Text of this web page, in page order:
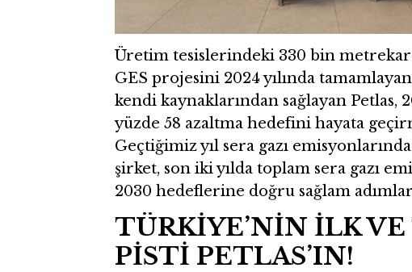
Üretim tesislerindeki 330 bin
GES projesini 2024 yılında
kendi kaynaklarından sağlayan Petlas,
yüzde 58 azaltma hedefini hayata
Geçtiğimiz yıl sera gazı
şirket, son iki yılda toplam sera gazı
2030 hedeflerine doğru sağlam
TÜRKİYE’NİN İLK
PİSTİ PETLAS’IN!